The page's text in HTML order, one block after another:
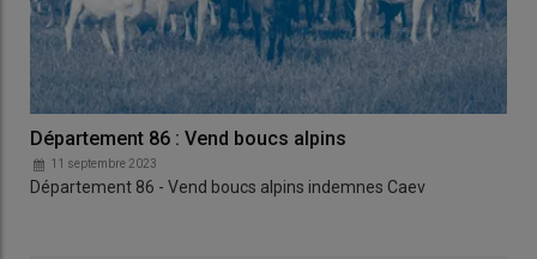
Département 86 : Vend boucs alpins
11 septembre 2023
Département 86 - Vend boucs alpins indemnes Caev